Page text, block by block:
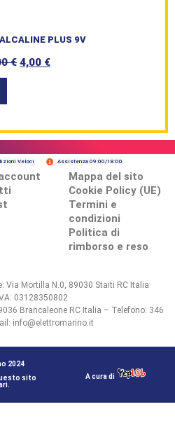
PLUS 9V
€ 4,00 €
Veloci Assistenza 09:00/18:00
Mappa del sito
Cookie Policy (UE)
Termini e
condizioni
Politica di
rimborso e reso
Via Mortilla N.0, 89030 Staiti RC Italia
03128350802
Brancaleone RC Italia – Telefono: 346
info@elettromarino.it
2024
sito
A cura di